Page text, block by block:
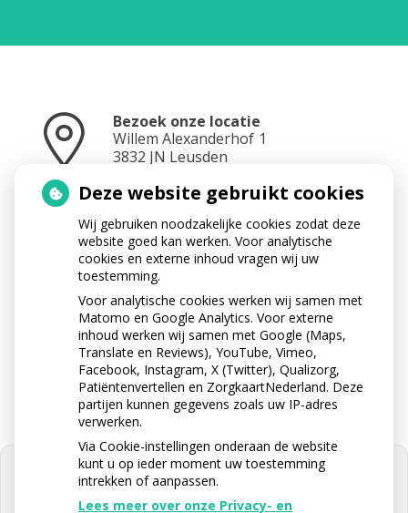
Bezoek onze locatie
Willem Alexanderhof 1
3832 JN Leusden
Neem contact op
033 433 3282
Stuur ons een e-mail
info@apotheektabaksteeg.nl
Deze website gebruikt cookies
Wij gebruiken noodzakelijke cookies zodat deze
website goed kan werken. Voor analytische
cookies en externe inhoud vragen wij uw
toestemming.
Voor analytische cookies werken wij samen met
Matomo en Google Analytics. Voor externe
inhoud werken wij samen met Google (Maps,
Translate en Reviews), YouTube, Vimeo,
Facebook, Instagram, X (Twitter), Qualizorg,
Patiëntenvertellen en ZorgkaartNederland. Deze
partijen kunnen gegevens zoals uw IP-adres
verwerken.
Via Cookie-instellingen onderaan de website
kunt u op ieder moment uw toestemming
intrekken of aanpassen.
Lees meer over onze Privacy- en